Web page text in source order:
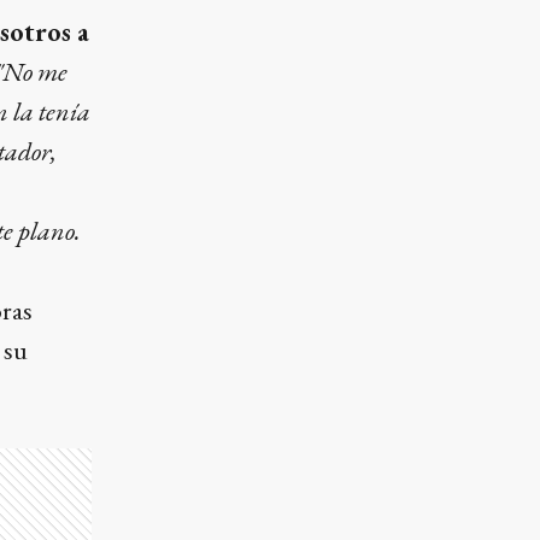
a
me
la tenía
plano.